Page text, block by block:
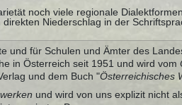
noch viele regionale
Niederschlag in der
und für Schulen und Ämter des
in Österreich seit 1951 und wird vom
und dem Buch "Österreichisches
und wird von uns explizit nicht